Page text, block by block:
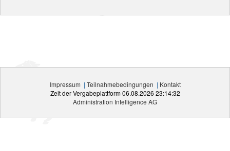
Impressum | Teilnahmebedingungen | Kontakt
Zeit der Vergabeplattform 06.08.2026 23:14:32
Administration Intelligence AG